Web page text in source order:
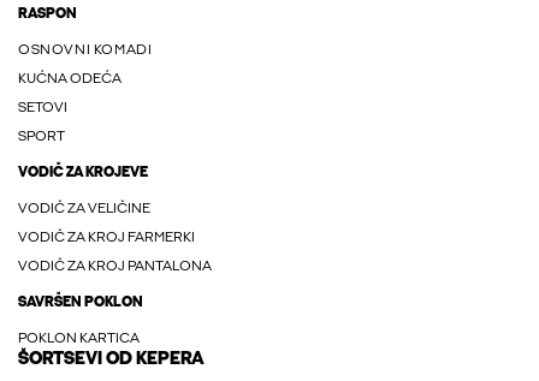
RASPON
OSNOVNI KOMADI
KUĆNA ODEĆA
SETOVI
SPORT
VODIČ ZA KROJEVE
VODIČ ZA VELIČINE
VODIČ ZA KROJ FARMERKI
VODIČ ZA KROJ PANTALONA
SAVRŠEN POKLON
POKLON KARTICA
ŠORTSEVI OD KEPERA